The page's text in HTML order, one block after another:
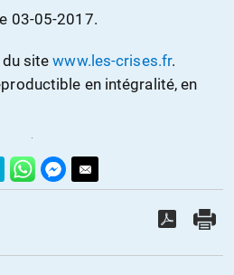
le 03-05-2017.
du sitewww.les-crises.fr.
en intégralité, en